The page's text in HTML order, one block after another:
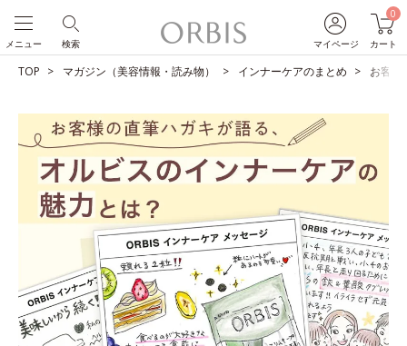
マイページ
0
カート
検索
メニュー
TOP マガジン（美容情報・読み物） インナーケアのまとめ お客様